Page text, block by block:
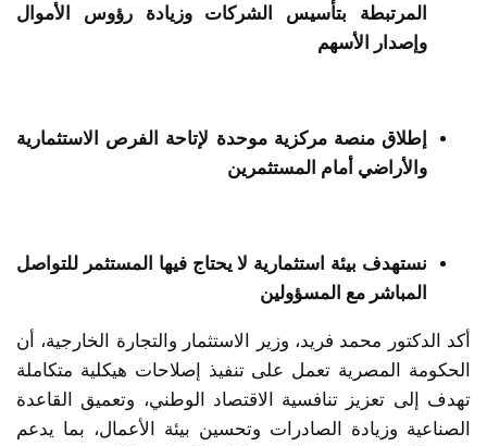
المرتبطة بتأسيس الشركات وزيادة رؤوس الأموال
وإصدار الأسهم
إطلاق منصة مركزية موحدة لإتاحة الفرص الاستثمارية
والأراضي أمام المستثمرين
نستهدف بيئة استثمارية لا يحتاج فيها المستثمر للتواصل
المباشر مع المسؤولين
أكد الدكتور محمد فريد، وزير الاستثمار والتجارة الخارجية، أن
الحكومة المصرية تعمل على تنفيذ إصلاحات هيكلية متكاملة
تهدف إلى تعزيز تنافسية الاقتصاد الوطني، وتعميق القاعدة
الصناعية وزيادة الصادرات وتحسين بيئة الأعمال، بما يدعم